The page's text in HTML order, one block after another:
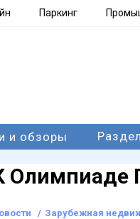
Паркинг
и обзоры
Олимпиаде
/ Зарубежная